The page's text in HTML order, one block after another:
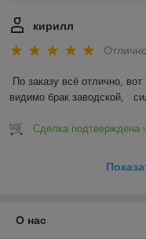
кирилл
Отлично
По заказу всё отлично,
видимо брак заводской,
Сделка подтверждена
О нас